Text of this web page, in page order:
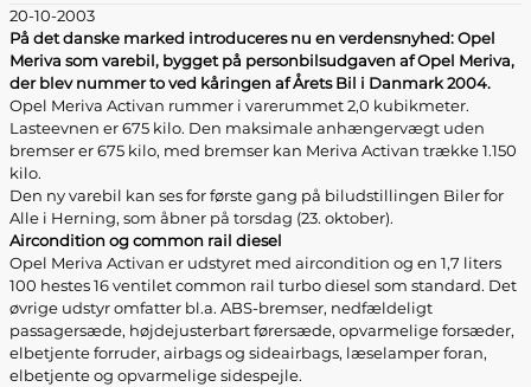
20-10-2003
På det danske marked introduceres nu en verdensnyhed: Opel
Meriva som varebil, bygget på personbilsudgaven af Opel Meriva,
der blev nummer to ved kåringen af Årets Bil i Danmark 2004.
Opel Meriva Activan rummer i varerummet 2,0 kubikmeter.
Lasteevnen er 675 kilo. Den maksimale anhængervægt uden
bremser er 675 kilo, med bremser kan Meriva Activan trække 1.150
kilo.
Den ny varebil kan ses for første gang på biludstillingen Biler for
Alle i Herning, som åbner på torsdag (23. oktober).
Aircondition og common rail diesel
Opel Meriva Activan er udstyret med aircondition og en 1,7 liters
100 hestes 16 ventilet common rail turbo diesel som standard. Det
øvrige udstyr omfatter bl.a. ABS-bremser, nedfældeligt
passagersæde, højdejusterbart førersæde, opvarmelige forsæder,
elbetjente forruder, airbags og sideairbags, læselamper foran,
elbetjente og opvarmelige sidespejle.